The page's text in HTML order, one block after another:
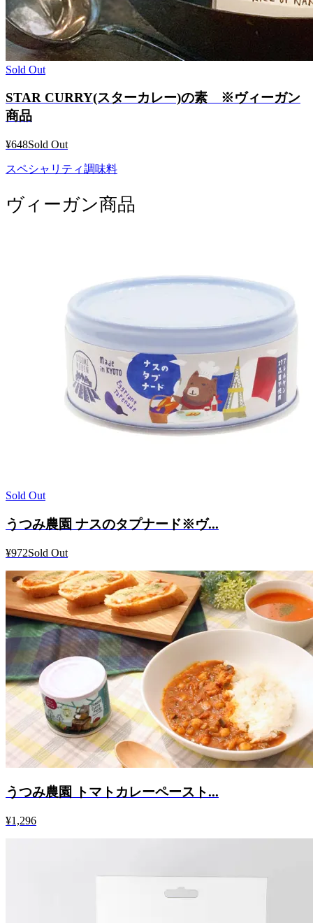
Sold Out
STAR CURRY(スターカレー)の素 ※ヴィーガン
商品
¥648Sold Out
スペシャリティ調味料
ヴィーガン商品
Sold Out
うつみ農園 ナスのタプナード※ヴ...
¥972Sold Out
うつみ農園 トマトカレーペースト...
¥1,296